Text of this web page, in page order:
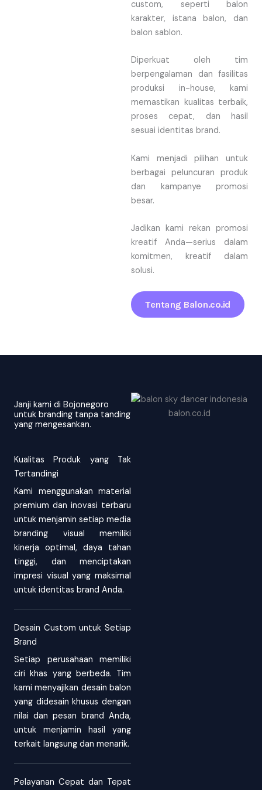
custom, seperti balon
karakter, istana balon, dan
balon sablon.
Diperkuat oleh tim
berpengalaman dan fasilitas
produksi in-house, kami
memastikan kualitas terbaik,
proses cepat, dan hasil
sesuai identitas brand.
Kami menjadi pilihan untuk
berbagai peluncuran produk
dan kampanye promosi
besar.
Jadikan kami rekan promosi
kreatif Anda—serius dalam
komitmen, kreatif dalam
solusi.
Tentang Balon.co.id
Janji kami di Bojonegoro
untuk branding tanpa tanding
yang mengesankan.
Kualitas Produk yang Tak
Tertandingi
Kami menggunakan material
premium dan inovasi terbaru
untuk menjamin setiap media
branding visual memiliki
kinerja optimal, daya tahan
tinggi, dan menciptakan
impresi visual yang maksimal
untuk identitas brand Anda.
Desain Custom untuk Setiap
Brand
Setiap perusahaan memiliki
ciri khas yang berbeda. Tim
kami menyajikan desain balon
yang didesain khusus dengan
nilai dan pesan brand Anda,
untuk menjamin hasil yang
terkait langsung dan menarik.
Pelayanan Cepat dan Tepat